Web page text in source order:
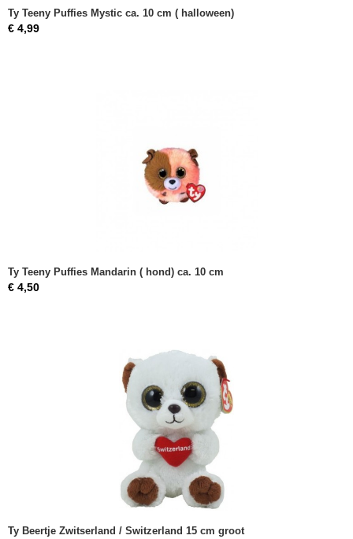
Ty Teeny Puffies Mystic ca. 10 cm ( halloween)
€ 4,99
Ty Teeny Puffies Mandarin ( hond) ca. 10 cm
€ 4,50
Ty Beertje Zwitserland / Switzerland 15 cm groot